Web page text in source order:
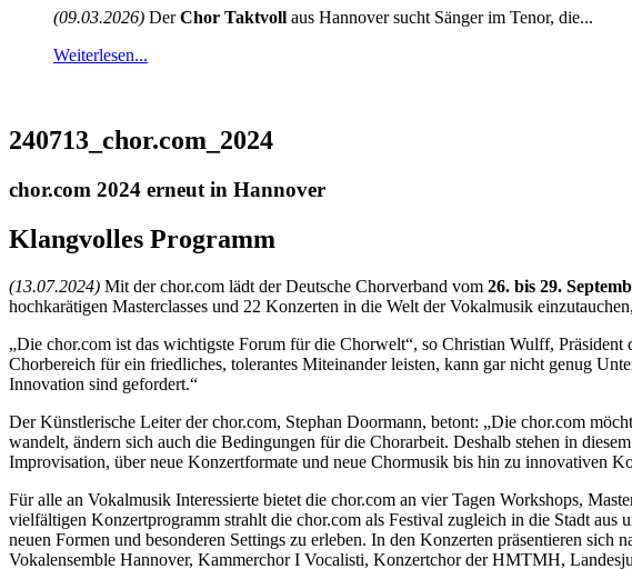
(09.03.2026) DerChor Taktvoll aus Hannover sucht Sänger im Tenor, die...
Weiterlesen...
240713_chor.com_2024
chor.com 2024 erneut in Hannover
Klangvolles Programm
(13.07.2024) Mit der chor.com lädt der Deutsche Chorverband vom 26. bis 29.
hochkarätigen Masterclasses und 22 Konzerten in die Welt der Vokalmusik
„Die chor.com ist das wichtigste Forum für die Chorwelt“, so Christian Wulff,
Chorbereich für ein friedliches, tolerantes Miteinander leisten, kann gar nicht genug
Innovation sind gefordert.“
Der Künstlerische Leiter der chor.com, Stephan Doormann, betont: „Die chor.com
wandelt, ändern sich auch die Bedingungen für die Chorarbeit. Deshalb stehen in
Improvisation, über neue Konzertformate und neue Chormusik bis hin zu innovativen
Für alle an Vokalmusik Interessierte bietet die chor.com an vier Tagen Workshops,
vielfältigen Konzertprogramm strahlt die chor.com als Festival zugleich in die Stadt
neuen Formen und besonderen Settings zu erleben. In den Konzerten präsentieren
Vokalensemble Hannover, Kammerchor I Vocalisti, Konzertchor der HMTMH,